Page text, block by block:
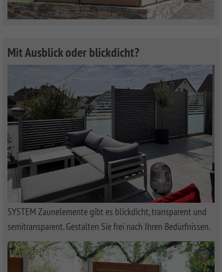
Mit Ausblick oder blickdicht?
SYSTEM Zaunelemente gibt es blickdicht, transparent und
semitransparent. Gestalten Sie frei nach Ihren Bedürfnissen.